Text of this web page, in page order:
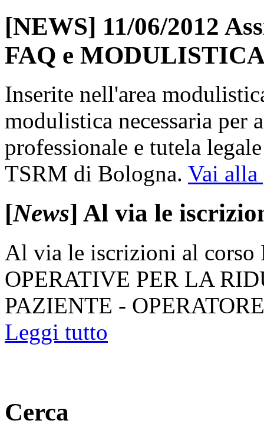
[NEWS] 11/06/2012
FAQ e
Inserite nell'area
modulistica necessaria per
professionale e tutela
TSRM di Bologna. Vai alla
[News] Al via le
Al via le iscrizioni al
OPERATIVE PER LA
PAZIENTE -
Leggi tutto
Cerca